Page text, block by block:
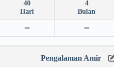
40
Hari
4
Bulan
➖ ➖
Pengalaman Amir